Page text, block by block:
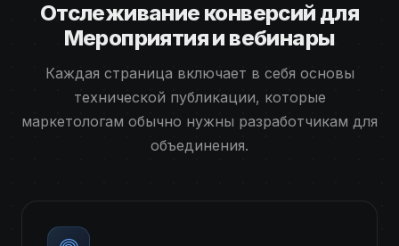
Отслеживание конверсий для
Мероприятия и вебинары
Каждая страница включает в себя основы
технической публикации, которые
маркетологам обычно нужны разработчикам для
объединения.